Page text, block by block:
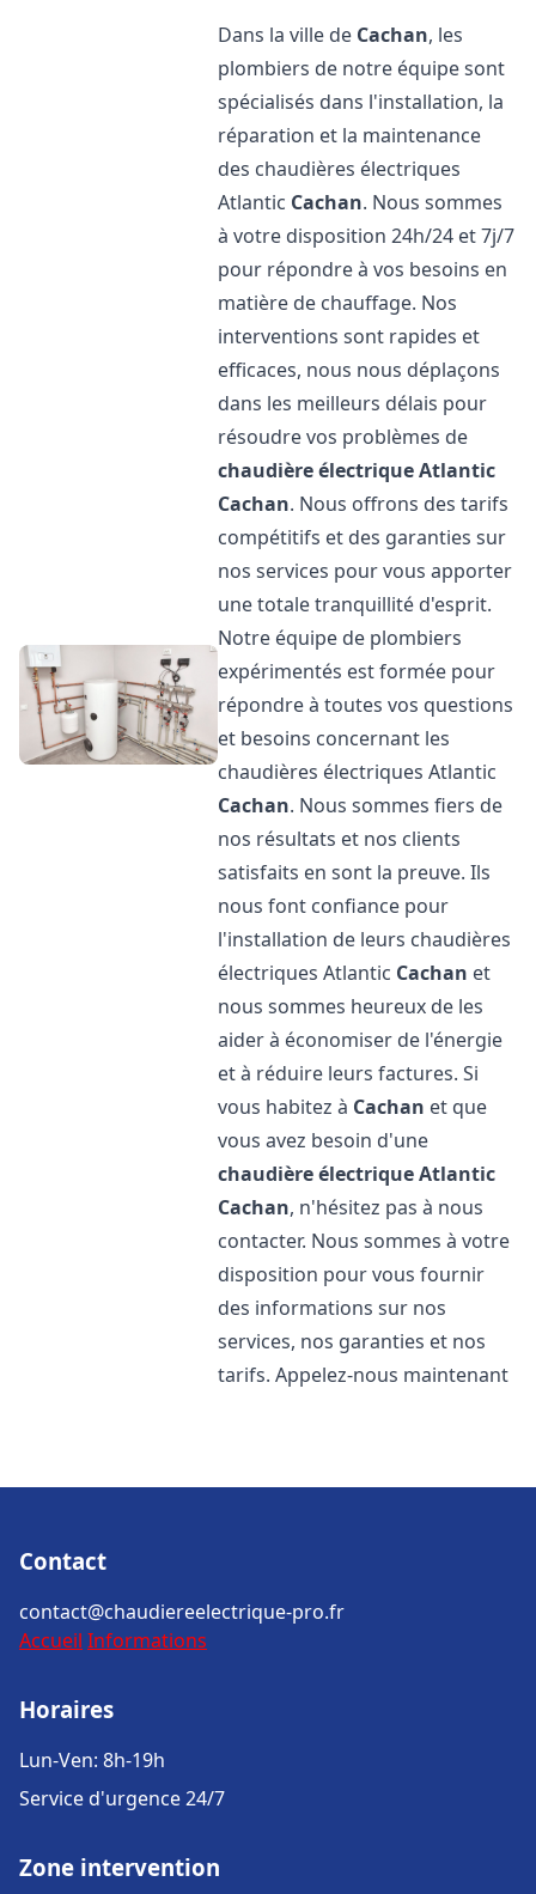
Dans la ville de Cachan, les
plombiers de notre équipe sont
spécialisés dans l'installation, la
réparation et la maintenance
des chaudières électriques
Atlantic Cachan. Nous sommes
à votre disposition 24h/24 et 7j/7
pour répondre à vos besoins en
matière de chauffage. Nos
interventions sont rapides et
efficaces, nous nous déplaçons
dans les meilleurs délais pour
résoudre vos problèmes de
chaudière électrique Atlantic
Cachan. Nous offrons des tarifs
compétitifs et des garanties sur
nos services pour vous apporter
une totale tranquillité d'esprit.
Notre équipe de plombiers
expérimentés est formée pour
répondre à toutes vos questions
et besoins concernant les
chaudières électriques Atlantic
Cachan. Nous sommes fiers de
nos résultats et nos clients
satisfaits en sont la preuve. Ils
nous font confiance pour
l'installation de leurs chaudières
électriques Atlantic Cachan et
nous sommes heureux de les
aider à économiser de l'énergie
et à réduire leurs factures. Si
vous habitez à Cachan et que
vous avez besoin d'une
chaudière électrique Atlantic
Cachan, n'hésitez pas à nous
contacter. Nous sommes à votre
disposition pour vous fournir
des informations sur nos
services, nos garanties et nos
tarifs. Appelez-nous maintenant
Contact
contact@chaudiereelectrique-pro.fr
Accueil Informations
Horaires
Lun-Ven: 8h-19h
Service d'urgence 24/7
Zone intervention